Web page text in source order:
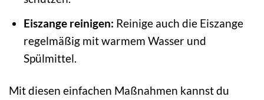
Eiszange reinigen: Reinige auch die Eiszange
regelmäßig mit warmem Wasser und
Spülmittel.
Mit diesen einfachen Maßnahmen kannst du